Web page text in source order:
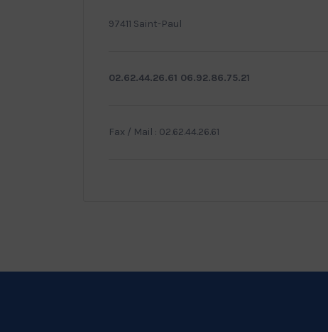
97411 Saint-Paul
02.62.44.26.61 06.92.86.75.21
Fax / Mail : 02.62.44.26.61